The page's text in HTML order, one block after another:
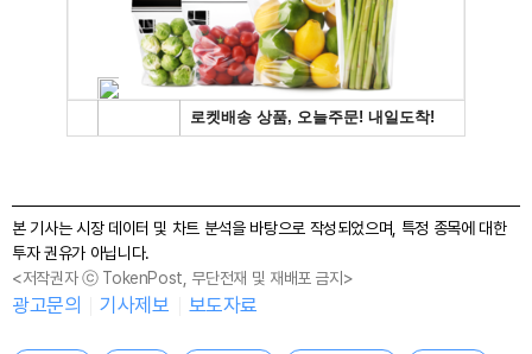
본 기사는 시장 데이터 및 차트 분석을 바탕으로 작성되었으며, 특정 종목에 대한
투자 권유가 아닙니다.
<저작권자 ⓒ TokenPost, 무단전재 및 재배포 금지>
광고문의 기사제보 보도자료